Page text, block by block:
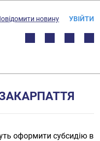
новину УВІЙТИ
оформити субсидію в